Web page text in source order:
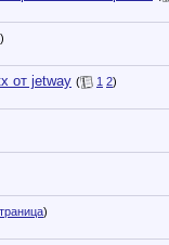
)
от jetway ( 1 2)
)